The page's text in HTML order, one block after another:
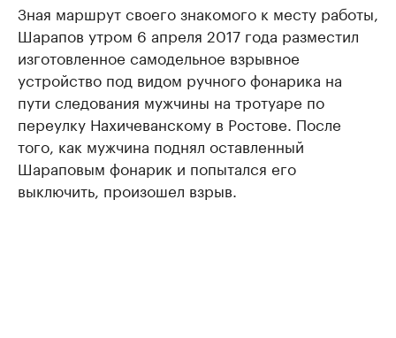
Зная маршрут своего знакомого к месту работы,
Шарапов утром 6 апреля 2017 года разместил
изготовленное самодельное взрывное
устройство под видом ручного фонарика на
пути следования мужчины на тротуаре по
переулку Нахичеванскому в Ростове. После
того, как мужчина поднял оставленный
Шараповым фонарик и попытался его
выключить, произошел взрыв.